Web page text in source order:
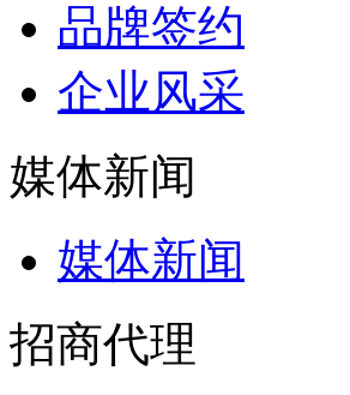
品牌签约
企业风采
媒体新闻
媒体新闻
招商代理